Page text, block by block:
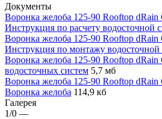
Документы
Воронка желоба 125-90 Rooftop dRain
Инструкция по расчету водосточной
Воронка желоба 125-90 Rooftop dRain
Инструкция по монтажу водосточной
Воронка желоба 125-90 Rooftop dRain
водосточных систем 5,7 мб
Воронка желоба 125-90 Rooftop
Воронка желоба 114,9 кб
Галерея
1/0 —